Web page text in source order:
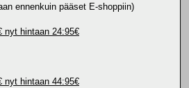
ennenkuin pääset E-shoppiin)
nyt hintaan 24:95€
nyt hintaan 44:95€